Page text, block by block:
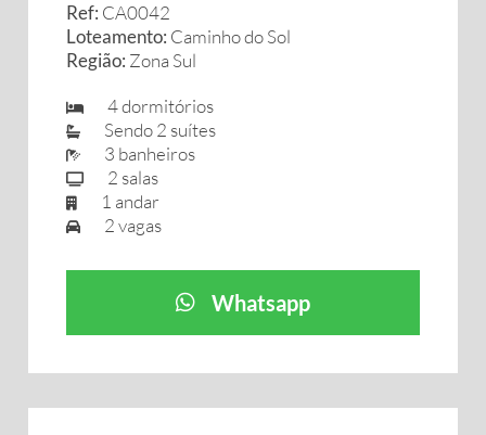
Ref: CA0042
Loteamento: Caminho do Sol
Região: Zona Sul
4 dormitórios
Sendo 2 suítes
3 banheiros
2 salas
1 andar
2 vagas
Whatsapp